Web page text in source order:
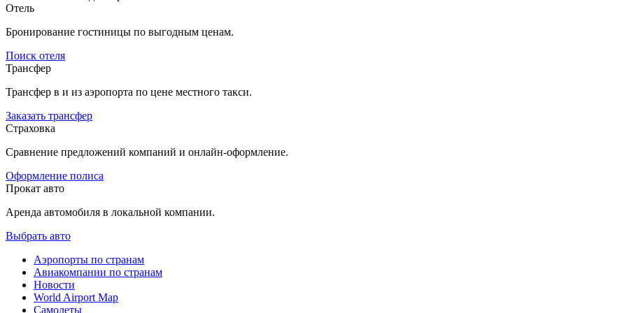
Отель
Бронирование гостиницы по выгодным ценам.
Поиск отеля
Трансфер
Трансфер в и из аэропорта по цене местного такси.
Заказать трансфер
Страховка
Сравнение предложений компаний и онлайн-оформление.
Оформление полиса
Прокат авто
Аренда автомобиля в локальной компании.
Выбрать авто
Аэропорты по странам
Авиакомпании по странам
Новости
World Airport Map
Самолеты